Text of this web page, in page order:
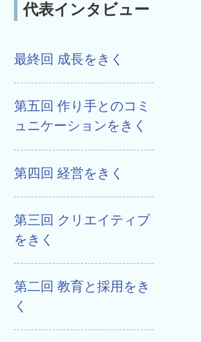
代表インタビュー
最終回 成長をきく
第五回 作り手とのコミ
ュニケーションをきく
第四回 経営をきく
第三回 クリエイティブ
をきく
第二回 教育と採用をき
く